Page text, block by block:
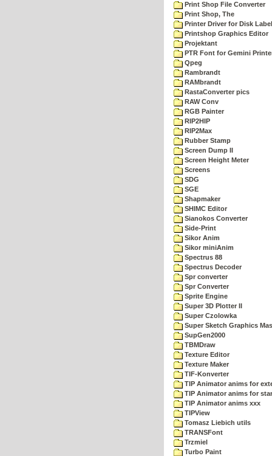
Print Shop File Converter
Print Shop, The
Printer Driver for Disk
Printshop Graphics Editor
Projektant
PTR Font for Gemini
Qpeg
Rambrandt
RAMbrandt
RastaConverter pics
RAW Conv
RGB Painter
RIP2HIP
RIP2Max
Rubber Stamp
Screen Dump II
Screen Height Meter
Screens
SDG
SGE
Shapmaker
SHIMC Editor
Sianokos Converter
Side-Print
Sikor Anim
Sikor miniAnim
Spectrus 88
Spectrus Decoder
Spr converter
Spr Converter
Sprite Engine
Super 3D Plotter II
Super Czolowka
Super Sketch Graphics
SupGen2000
TBMDraw
Texture Editor
Texture Maker
TIF-Konverter
TIP Animator anims for
TIP Animator anims for
TIP Animator anims xxx
TIPView
Tomasz Liebich utils
TRANSFont
Trzmiel
Turbo Paint